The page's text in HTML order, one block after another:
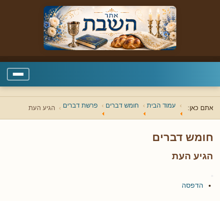
אתם כאן: עמוד הבית חומש דברים פרשת דברים הגיע העת
חומש דברים
הגיע העת
הדפסה